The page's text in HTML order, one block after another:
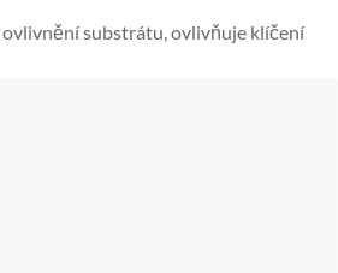
substrátu, ovlivňuje klíčení